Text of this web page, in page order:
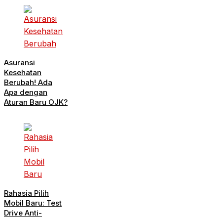
Asuransi
Kesehatan
Berubah! Ada
Apa dengan
Aturan Baru OJK?
Rahasia Pilih
Mobil Baru: Test
Drive Anti-